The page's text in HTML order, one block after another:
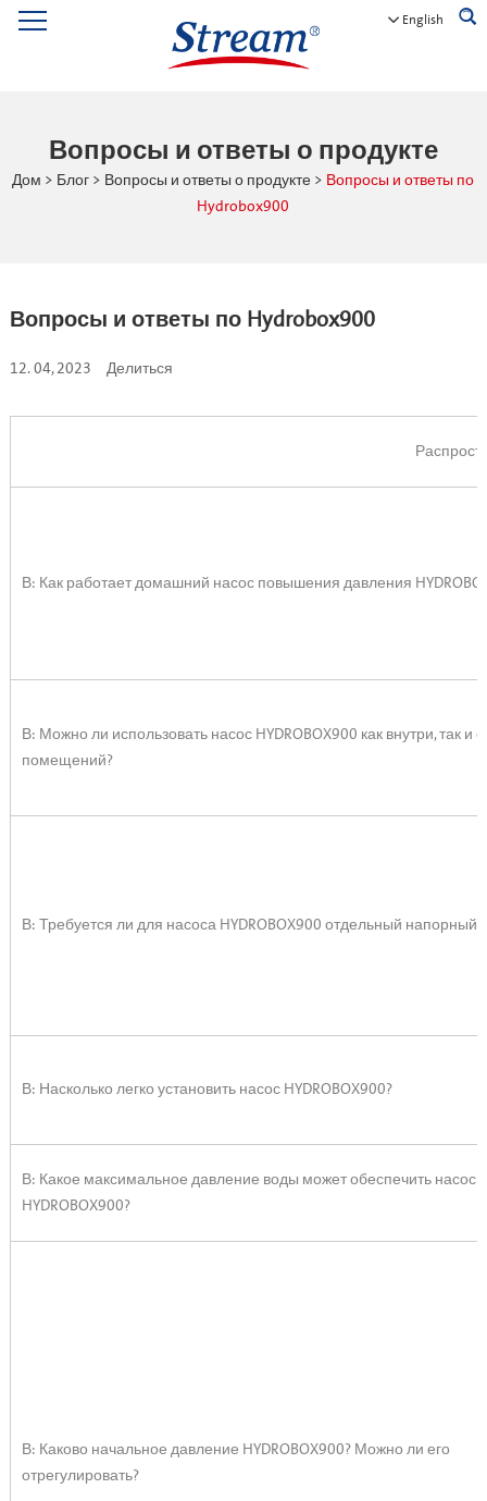
English
Вопросы и ответы о продукте
Дом > Блог > Вопросы и ответы о продукте > Вопросы и ответы по
Hydrobox900
Вопросы и ответы по Hydrobox900
12. 04, 2023 Делиться
В: Как работает домашний насос повышения давления
В: Можно ли использовать насос HYDROBOX900 как внутри, так и
помещений?
В: Требуется ли для насоса HYDROBOX900 отдельный напорный
В: Насколько легко установить насос HYDROBOX900?
В: Какое максимальное давление воды может обеспечить насос
HYDROBOX900?
В: Каково начальное давление HYDROBOX900? Можно ли его
отрегулировать?